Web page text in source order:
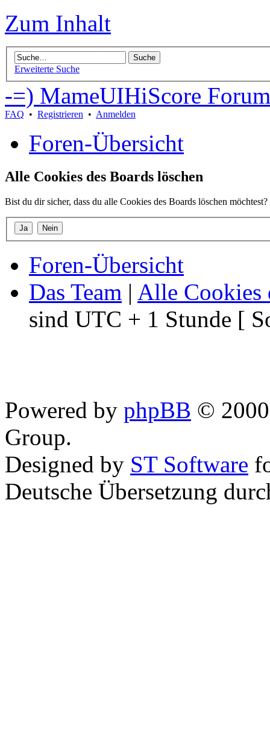
Zum Inhalt
Erweiterte Suche
-=) MameUIHiScore
FAQ • Registrieren • Anmelden
Foren-Übersicht
Alle Cookies des Boards löschen
Bist du dir sicher, dass du alle Cookies des Boards löschen möchtest?
Foren-Übersicht
Das Team | Alle Cookies
sind UTC + 1 Stunde [
Powered by phpBB ©
Group.
Designed by ST Software
Deutsche Übersetzung